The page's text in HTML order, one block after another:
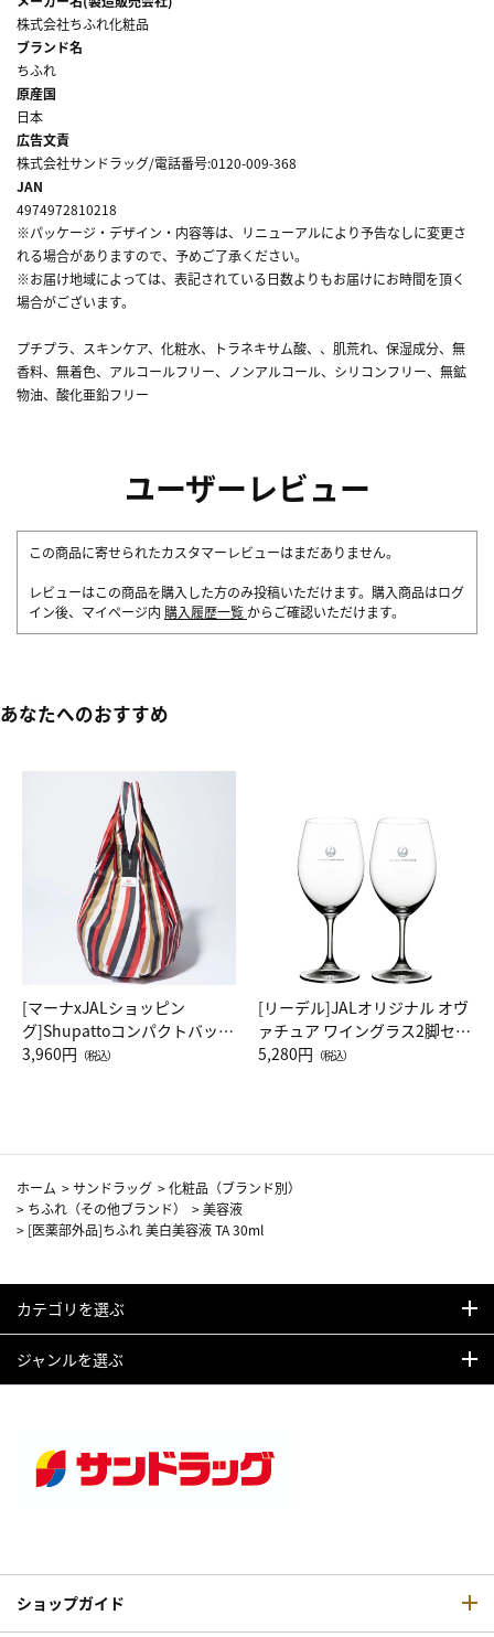
株式会社ちふれ化粧品
ブランド名
ちふれ
原産国
日本
広告文責
株式会社サンドラッグ/電話番号:0120-009-368
JAN
4974972810218
※パッケージ・デザイン・内容等は、リニューアルにより予告なしに変更さ
れる場合がありますので、予めご了承ください。
※お届け地域によっては、表記されている日数よりもお届けにお時間を頂く
場合がございます。
プチプラ、スキンケア、化粧水、トラネキサム酸、、肌荒れ、保湿成分、無
香料、無着色、アルコールフリー、ノンアルコール、シリコンフリー、無鉱
物油、酸化亜鉛フリー
ユーザーレビュー
この商品に寄せられたカスタマーレビューはまだありません。
レビューはこの商品を購入した方のみ投稿いただけます。購入商品はログ
イン後、マイページ内 購入履歴一覧 からご確認いただけます。
あなたへのおすすめ
[マーナxJALショッピン
グ]Shupattoコンパクトバッグ
Drop JAL客室乗務員（LC）ス
3,960円 （税込）
[リーデル]JALオリジナル オヴ
ァチュア ワイングラス2脚セッ
ト（レッドワイン）
5,280円 （税込）
ホーム >サンドラッグ >化粧品（ブランド別）
> ちふれ（その他ブランド） >美容液
> [医薬部外品]ちふれ 美白美容液 TA 30ml
カテゴリを選ぶ
ジャンルを選ぶ
ショップガイド